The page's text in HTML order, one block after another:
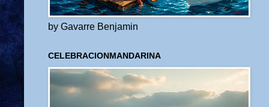
by Gavarre Benjamin
CELEBRACIONMANDARINA